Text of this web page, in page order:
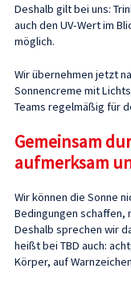
Deshalb gilt bei uns:
auch den UV-Wert im
möglich.
Wir übernehmen jetzt
Sonnencreme mit
Teams regelmäßig für
Gemeinsam
aufmerksam
Wir können die Sonne
Bedingungen schaffen,
Deshalb sprechen wir
heißt bei TBD auch:
Körper, auf